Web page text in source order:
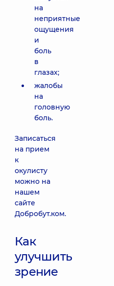
на
неприятные
ощущения
и
боль
в
глазах;
жалобы
на
головную
боль.
Записаться
на прием
к
окулисту
можно на
нашем
сайте
Добробут.ком.
Как
улучшить
зрение